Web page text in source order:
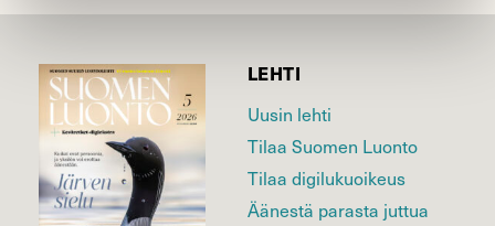
LEHTI
Uusin lehti
Tilaa Suomen Luonto
Tilaa digilukuoikeus
Äänestä parasta juttua